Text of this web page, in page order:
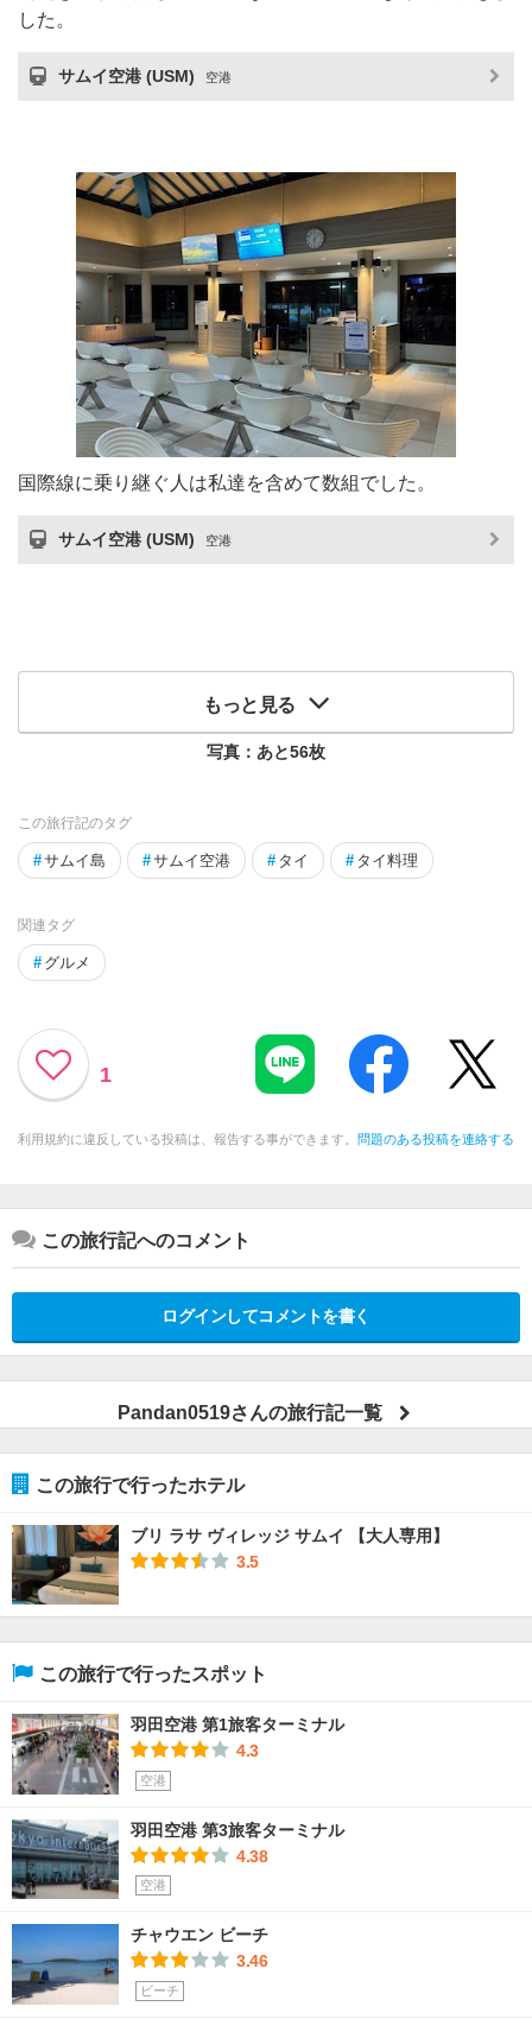
した。
サムイ空港 (USM) 空港
国際線に乗り継ぐ人は私達を含めて数組でした。
サムイ空港 (USM) 空港
もっと見る
写真：あと56枚
この旅行記のタグ
#サムイ島 #サムイ空港 # タイ # タイ料理
関連タグ
# グルメ
1
利用規約に違反している投稿は、報告する事ができます。 問題のある投稿を連絡する
この旅行記へのコメント
ログインしてコメントを書く
Pandan0519さんの旅行記一覧
この旅行で行ったホテル
ブリ ラサ ヴィレッジ サムイ 【大人専用】
3.5
この旅行で行ったスポット
羽田空港 第1旅客ターミナル
4.3
空港
羽田空港 第3旅客ターミナル
4.38
空港
チャウエン ビーチ
3.46
ビーチ